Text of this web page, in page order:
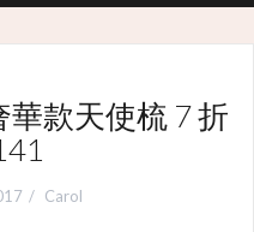
華款天使梳 7 折
Carol